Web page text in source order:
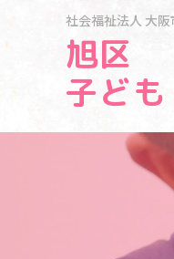
社会福祉法人 大
旭区
子ど